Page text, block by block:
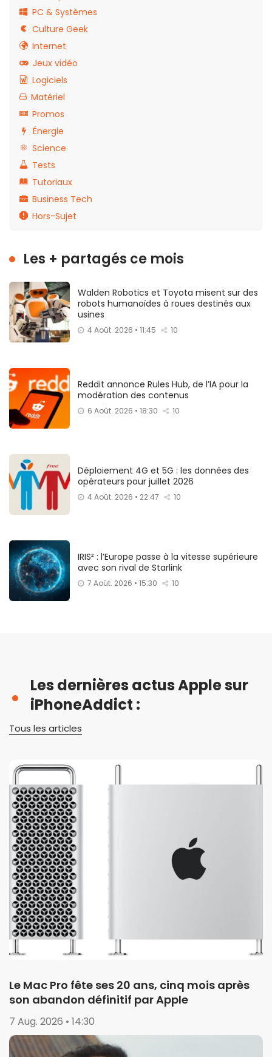
PC & Systèmes
Culture Geek
Internet
Jeux vidéo
Logiciels
Matériel
Promos
Énergie
Science
Tests
Tutoriaux
Business Tech
Hors-Sujet
Les + partagés ce mois
Walden Robotics et Toyota misent sur des
robots humanoïdes à roues destinés aux
usines
4 Août. 2026 • 11:45 10
Reddit annonce Rules Hub, de l’IA pour la
modération des contenus
6 Août. 2026 • 18:30 10
Déploiement 4G et 5G : les données des
opérateurs pour juillet 2026
4 Août. 2026 • 22:47 10
IRIS² : l’Europe passe à la vitesse supérieure
avec son rival de Starlink
7 Août. 2026 • 15:30 10
Les dernières actus Apple sur
iPhoneAddict :
Tous les articles
Le Mac Pro fête ses 20 ans, cinq mois après
son abandon définitif par Apple
7 Aug. 2026 • 14:30